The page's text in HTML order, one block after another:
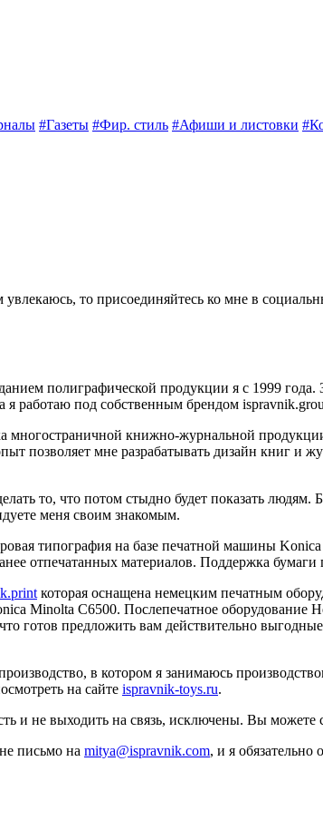
#Газеты #Фир. стиль #Афиши и листовки
то присоединяйтесь ко мне в
полиграфической продукции я с 1999 года.
я работаю под собственным брендом
многостраничной книжно-журнальной
позволяет мне разрабатывать дизайн книг и
то, что потом стыдно будет показать
меня своим знакомым.
типография на базе печатной машины
отпечатанных материалов. Поддержка
которая оснащена немецким печатным
Minolta C6500. Послепечатное оборудование
готов предложить вам действительно
в котором я занимаюсь
на сайте ispravnik-toys.ru.
и не выходить на связь, исключены. Вы можете
письмо на mitya@ispravnik.com, и я